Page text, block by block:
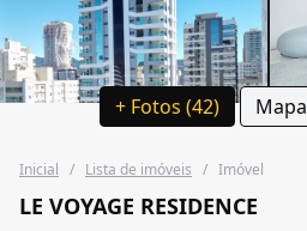
+ Fotos (42) Mapa
Inicial / Lista de imóveis / Imóvel
LE VOYAGE RESIDENCE